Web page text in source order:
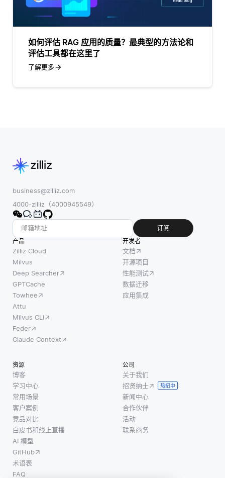
如何评估 RAG 应用的质量？最典型的方法论和
评估工具都在这里了
了解更多
business@zilliz.com
4000-zilliz（4000945549）
订阅
产品
Zilliz Cloud
Milvus
Deep Searcher
GPTCache
Towhee
Attu
Milvus CLI
Feder
Claude Context
开发者
文档
开源项目
性能测试
数据迁移
应用集成
资源
博客
学习中心
常用场景
客户案例
竞品对比
白皮书和线上直播
AI 模型
GitHub
术语表
FAQ
公司
关于我们
招贤纳士
热招中
新闻中心
合作伙伴
活动
联系商务